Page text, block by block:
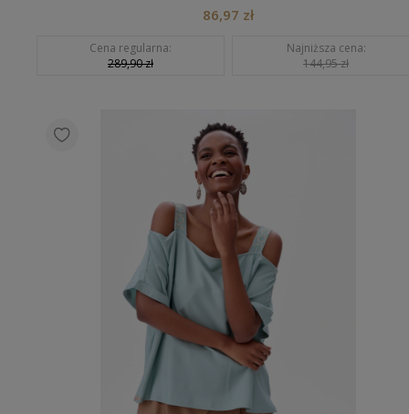
86,97 zł
Cena regularna:
289,90 zł
Najniższa cena:
144,95 zł